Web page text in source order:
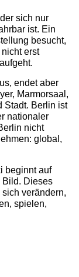
sich nur
ist. Ein
besucht,
erst
endet aber
Marmorsaal,
Stadt. Berlin ist
nationaler
nicht
global,
beginnt auf
Bild. Dieses
verändern,
spielen,